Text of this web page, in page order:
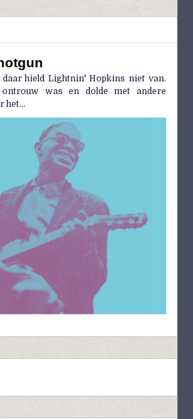
hield Lightnin' Hopkins niet van.
was en dolde met andere
het...